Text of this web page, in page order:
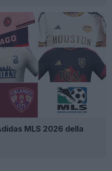
MLS 2026 della